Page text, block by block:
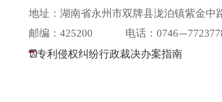
地址：湖南省永州市双牌县泷泊镇紫金中
邮编： 425200 电话： 0746—
专利侵权纠纷行政裁决办案指南